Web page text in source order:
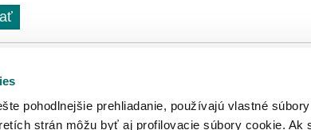
pohodlnejšie prehliadanie, používajú vlastné
strán môžu byť aj profilovacie súbory cookie.
ES (akt o digitálnych službách – DSA) táto správa obsahuje
podmienok služby stanovených poskytovateľom.